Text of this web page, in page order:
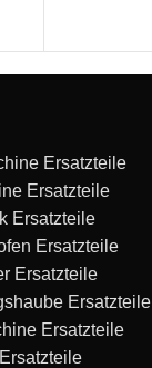
Ersatzteile
Ersatzteile
Ersatzteile
Ersatzteile
Ersatzteile
Ersatzteile
Ersatzteile